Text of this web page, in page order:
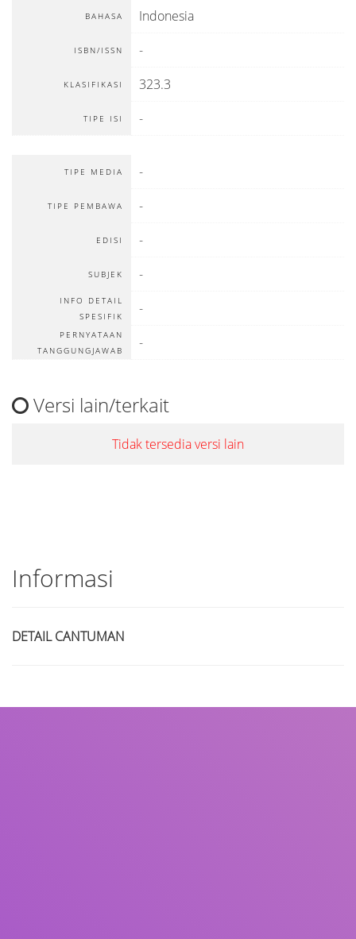
BAHASA Indonesia
ISBN/ISSN -
KLASIFIKASI 323.3
TIPE ISI -
TIPE MEDIA -
TIPE PEMBAWA -
EDISI -
SUBJEK -
INFO DETAIL
SPESIFIK
-
PERNYATAAN
TANGGUNGJAWAB
-
Versi lain/terkait
Tidak tersedia versi lain
Informasi
DETAIL CANTUMAN